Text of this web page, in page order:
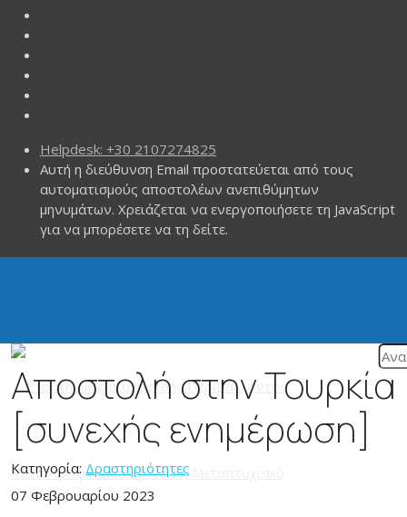
Helpdesk: +30 2107274825
Αυτή η διεύθυνση Email προστατεύεται από τους
αυτοματισμούς αποστολέων ανεπιθύμητων
μηνυμάτων. Χρειάζεται να ενεργοποιήσετε τη JavaScript
για να μπορέσετε να τη δείτε.
Αποστολή στην Τουρκία
[συνεχής ενημέρωση]
Κατηγορία: Δραστηριότητες
07 Φεβρουαρίου 2023